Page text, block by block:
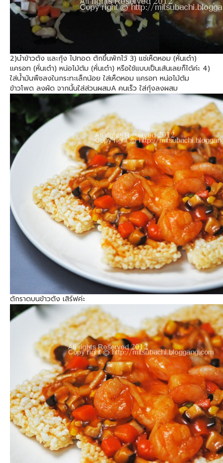
2)นำข้าวตัง และกุ้ง ไปทอด ตักขึ้นพักไว้ 3) แช่เห็ดหอม (หั่นเต๋า)
แครอท (หั่นเต๋า) หน่อไม้ต้ม (หั่นเต๋า) หรือใช้แบบเป็นเส้นเลยก็ได้ค่ะ 4)
ใส่น้ำมันพืชลงในกระทะเล็กน้อย ใส่เห็ดหอม แครอท หน่อไม้ต้ม
ข้าวโพด ลงผัด จากนั้นใส่ส่วนผสมA คนเร็ว ใส่กุ้งลงผสม
ตักราดบนข้าวตัง เสิร์ฟค่ะ